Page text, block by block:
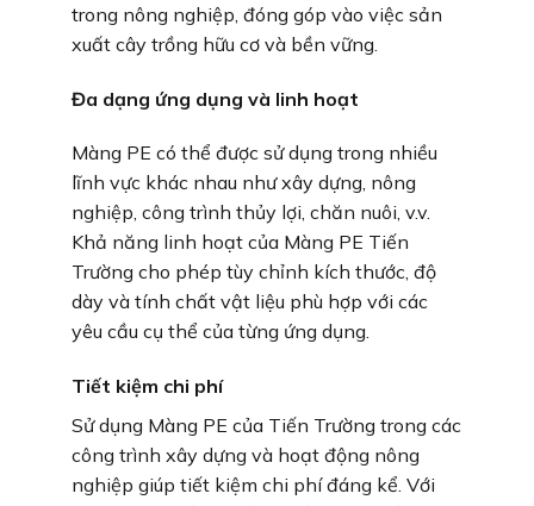
trong nông nghiệp, đóng góp vào việc sản
xuất cây trồng hữu cơ và bền vững.
Đa dạng ứng dụng và linh hoạt
Màng PE có thể được sử dụng trong nhiều
lĩnh vực khác nhau như xây dựng, nông
nghiệp, công trình thủy lợi, chăn nuôi, v.v.
Khả năng linh hoạt của Màng PE Tiến
Trường cho phép tùy chỉnh kích thước, độ
dày và tính chất vật liệu phù hợp với các
yêu cầu cụ thể của từng ứng dụng.
Tiết kiệm chi phí
Sử dụng Màng PE của Tiến Trường trong các
công trình xây dựng và hoạt động nông
nghiệp giúp tiết kiệm chi phí đáng kể. Với